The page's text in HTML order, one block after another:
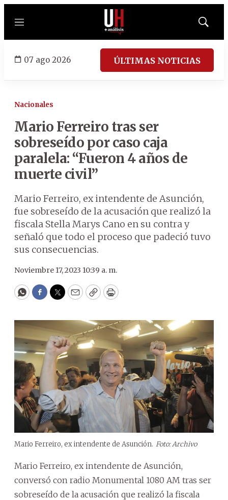
Menú
Mostrar
07 ago 2026 ÚLTIMAS NOTICIAS
Nacionales
Mario Ferreiro tras ser
sobreseído por caso caja
paralela: “Fueron 4 años de
muerte civil”
Mario Ferreiro, ex intendente de Asunción,
fue sobreseído de la acusación que realizó la
fiscala Stella Marys Cano en su contra y
señaló que todo el proceso que padeció tuvo
sus consecuencias.
Noviembre 17, 2023 10:39 a. m.
WhatsApp
Facebook
Twitter
EmailCopyPrint
Mario Ferreiro, ex intendente de Asunción. Foto: Archivo
Mario Ferreiro, ex intendente de Asunción,
conversó con radio Monumental 1080 AM tras ser
sobreseído de la acusación que realizó la fiscala